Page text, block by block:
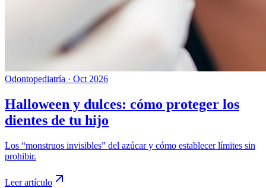
Odontopediatría · Oct 2026
Halloween y dulces: cómo proteger los
dientes de tu hijo
Los “monstruos invisibles” del azúcar y cómo establecer límites sin
prohibir.
Leer artículo